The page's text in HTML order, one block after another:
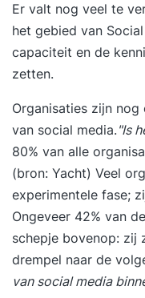
Er valt nog veel te
het gebied van
capaciteit en de
zetten.
Organisaties zijn
van social media. "Is
80% van alle
(bron: Yacht) Veel
experimentele fase;
Ongeveer 42% van
schepje bovenop: zij
drempel naar de
van social media